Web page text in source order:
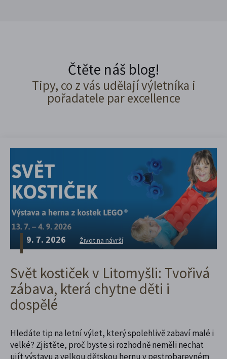
Čtěte náš blog!
Tipy, co z vás udělají výletníka i
pořadatele par excellence
9. 7. 2026 Život na návrší
Svět kostiček v Litomyšli: Tvořivá
zábava, která chytne děti i
dospělé
Hledáte tip na letní výlet, který spolehlivě zabaví malé i
velké? Zjistěte, proč byste si rozhodně neměli nechat
ujít výstavu a velkou dětskou hernu v pestrobarevném